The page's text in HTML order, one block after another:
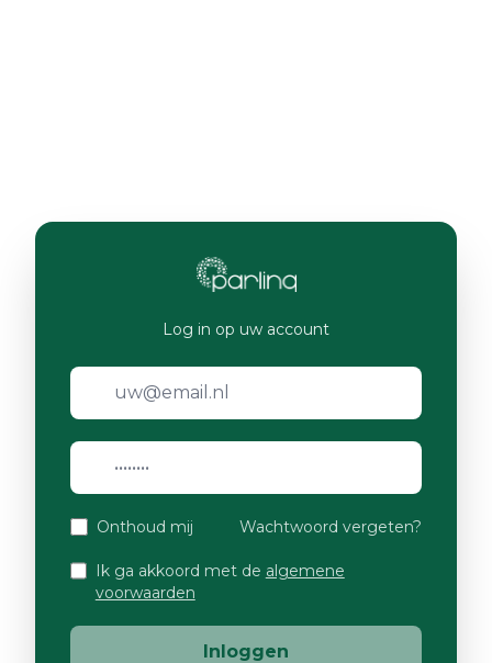
Log in op uw account
Onthoud mij Wachtwoord vergeten?
Ik ga akkoord met de algemene
voorwaarden
Inloggen